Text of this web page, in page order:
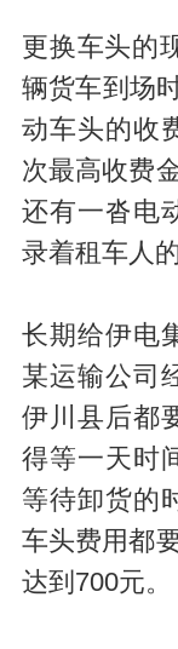
更换车头的
辆货车到场
动车头的收
次最高收费
还有一沓电
录着租车人
长期给伊电
某运输公司
伊川县后都
得等一天时
等待卸货的
车头费用都
达到700元。